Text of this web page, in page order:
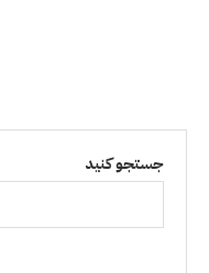
جستجو کنید